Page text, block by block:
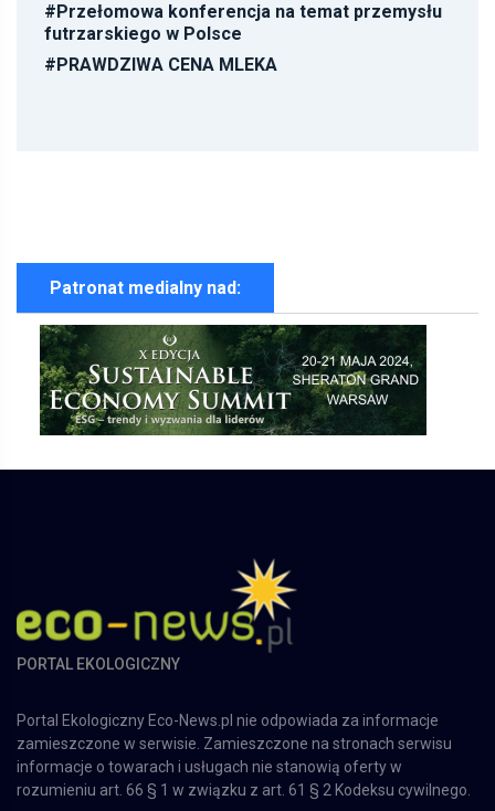
# Przełomowa konferencja na temat przemysłu
futrzarskiego w Polsce
# PRAWDZIWA CENA MLEKA
Patronat medialny nad:
PORTAL EKOLOGICZNY
zamieszczone w serwisie. Zamieszczone na stronach serwisu
informacje o towarach i usługach nie stanowią oferty w
rozumieniu art. 66 § 1 w związku z art. 61 § 2 Kodeksu cywilnego.